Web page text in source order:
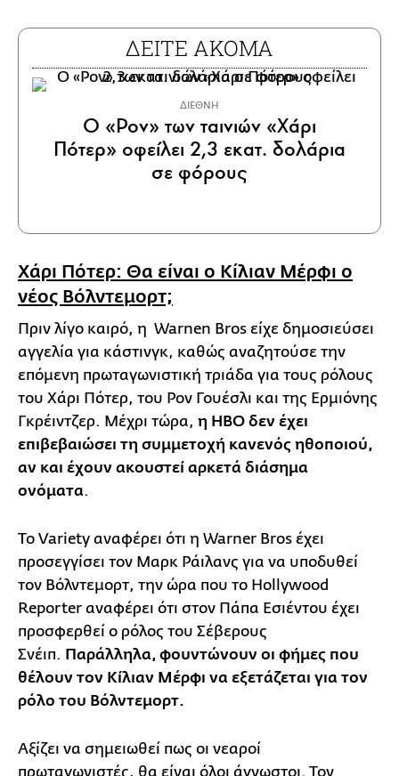
ΔΕΙΤΕ ΑΚΟΜΑ
ΔΙΕΘΝΗ
Ο «Ρον» των ταινιών «Χάρι
Πότερ» οφείλει 2,3 εκατ. δολάρια
σε φόρους
Χάρι Πότερ: Θα είναι ο Κίλιαν Μέρφι ο
νέος Βόλντεμορτ;
Πριν λίγο καιρό, η Warnen Bros είχε δημοσιεύσει
αγγελία για κάστινγκ, καθώς αναζητούσε την
επόμενη πρωταγωνιστική τριάδα για τους ρόλους
του Χάρι Πότερ, του Ρον Γουέσλι και της Ερμιόνης
Γκρέιντζερ. Μέχρι τώρα, η HBO δεν έχει
επιβεβαιώσει τη συμμετοχή κανενός ηθοποιού,
αν και έχουν ακουστεί αρκετά διάσημα
ονόματα.
Το Variety αναφέρει ότι η Warner Bros έχει
προσεγγίσει τον Μαρκ Ράιλανς για να υποδυθεί
τον Βόλντεμορτ, την ώρα που το Hollywood
Reporter αναφέρει ότι στον Πάπα Εσιέντου έχει
προσφερθεί ο ρόλος του Σέβερους
Σνέιπ. Παράλληλα, φουντώνουν οι φήμες που
θέλουν τον Κίλιαν Μέρφι να εξετάζεται για τον
ρόλο του Βόλντεμορτ.
Αξίζει να σημειωθεί πως οι νεαροί
πρωταγωνιστές, θα είναι όλοι άγνωστοι. Τον